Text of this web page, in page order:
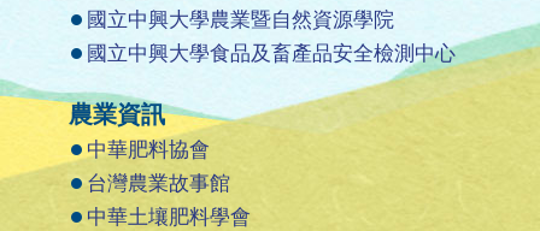
國立中興大學農業暨自然資源學院
國立中興大學食品及畜產品安全檢測中心
農業資訊
中華肥料協會
台灣農業故事館
中華土壤肥料學會